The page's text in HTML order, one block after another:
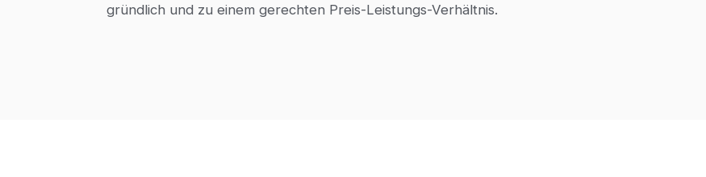
gründlich und zu einem gerechten Preis-Leistungs-Verhältnis.